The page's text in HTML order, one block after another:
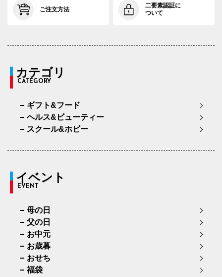
ご注文方法
二要素認証に
ついて
カテゴリ
CATEGORY
ギフト&フード
ヘルス&ビューティー
スクール&ホビー
イベント
EVENT
母の日
父の日
お中元
お歳暮
おせち
福袋